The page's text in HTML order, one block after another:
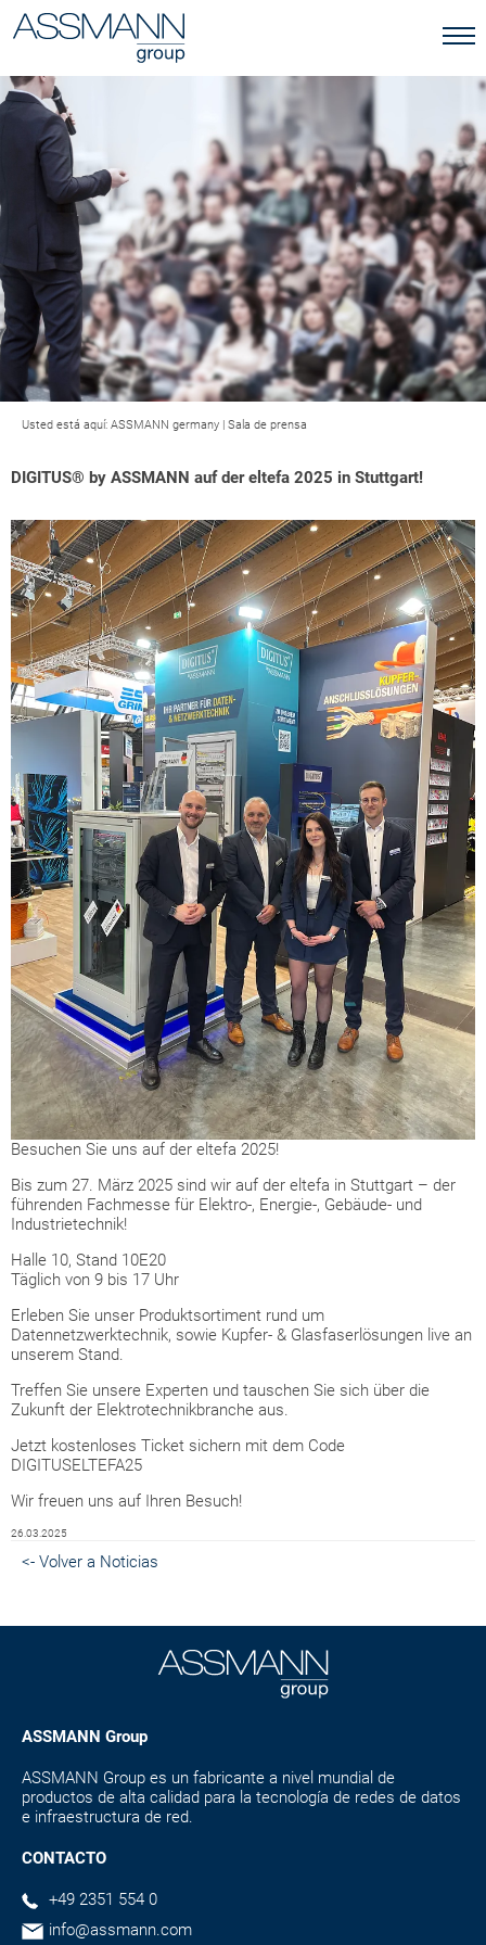
Usted está aquí: ASSMANN germany | Sala de prensa
DIGITUS® by ASSMANN auf der eltefa 2025 in Stuttgart!
Besuchen Sie uns auf der eltefa 2025!
Bis zum 27. März 2025 sind wir auf der eltefa in Stuttgart – der
führenden Fachmesse für Elektro-, Energie-, Gebäude- und
Industrietechnik!
Halle 10, Stand 10E20
Täglich von 9 bis 17 Uhr
Erleben Sie unser Produktsortiment rund um
Datennetzwerktechnik, sowie Kupfer- & Glasfaserlösungen live an
unserem Stand.
Treffen Sie unsere Experten und tauschen Sie sich über die
Zukunft der Elektrotechnikbranche aus.
Jetzt kostenloses Ticket sichern mit dem Code
DIGITUSELTEFA25
Wir freuen uns auf Ihren Besuch!
26.03.2025
<- Volver a Noticias
ASSMANN Group
ASSMANN Group es un fabricante a nivel mundial de
productos de alta calidad para la tecnología de redes de datos
e infraestructura de red.
CONTACTO
+49 2351 554 0
info@assmann.com